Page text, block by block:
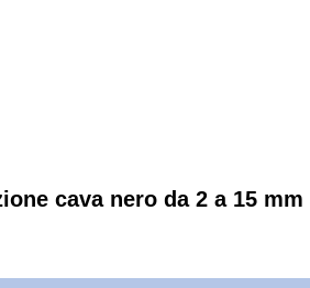
cava nero da 2 a 15